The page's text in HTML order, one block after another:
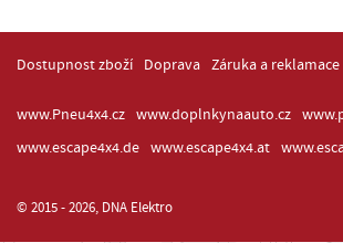
Dostupnost zboží Doprava Záruka a reklamace
www.Pneu4x4.cz www.doplnkynaauto.cz
www.escape4x4.de
www.escape4x4.at
© 2015 - 2026, DNA Elektro